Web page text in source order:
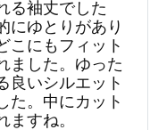
る袖丈でした
にゆとりがあり
こにもフィット
ました。ゆった
良いシルエット
た。中にカット
ますね。